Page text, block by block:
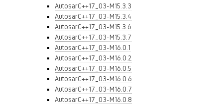
AutosarC++17_03-M15.3.3
AutosarC++17_03-M15.3.4
AutosarC++17_03-M15.3.6
AutosarC++17_03-M15.3.7
AutosarC++17_03-M16.0.1
AutosarC++17_03-M16.0.2
AutosarC++17_03-M16.0.5
AutosarC++17_03-M16.0.6
AutosarC++17_03-M16.0.7
AutosarC++17_03-M16.0.8